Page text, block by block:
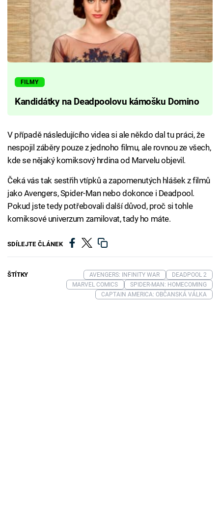
FILMY
Kandidátky na Deadpoolovu kámošku Domino
V případě následujícího videa si ale někdo dal tu práci, že
nespojil záběry pouze z jednoho filmu, ale rovnou ze všech,
kde se nějaký komiksový hrdina od Marvelu objevil.
Čeká vás tak sestřih vtípků a zapomenutých hlášek z filmů
jako Avengers, Spider-Man nebo dokonce i Deadpool.
Pokud jste tedy potřebovali další důvod, proč si tohle
komiksové univerzum zamilovat, tady ho máte.
SDÍLEJTE ČLÁNEK
ŠTÍTKY AVENGERS: INFINITY WAR
DEADPOOL 2
MARVEL COMICS
SPIDER-MAN: HOMECOMING
CAPTAIN AMERICA: OBČANSKÁ VÁLKA